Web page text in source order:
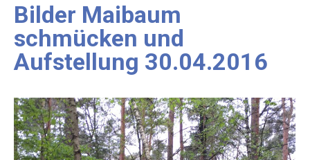
Bilder Maibaum
schmücken und
Aufstellung 30.04.2016